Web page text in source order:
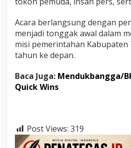
Acara berlangsung dengan
menjadi tonggak awal dalam
misi pemerintahan Kabupaten
tahun ke depan.
Baca Juga: Mendukbangga/
Quick Wins
Post Views: 319